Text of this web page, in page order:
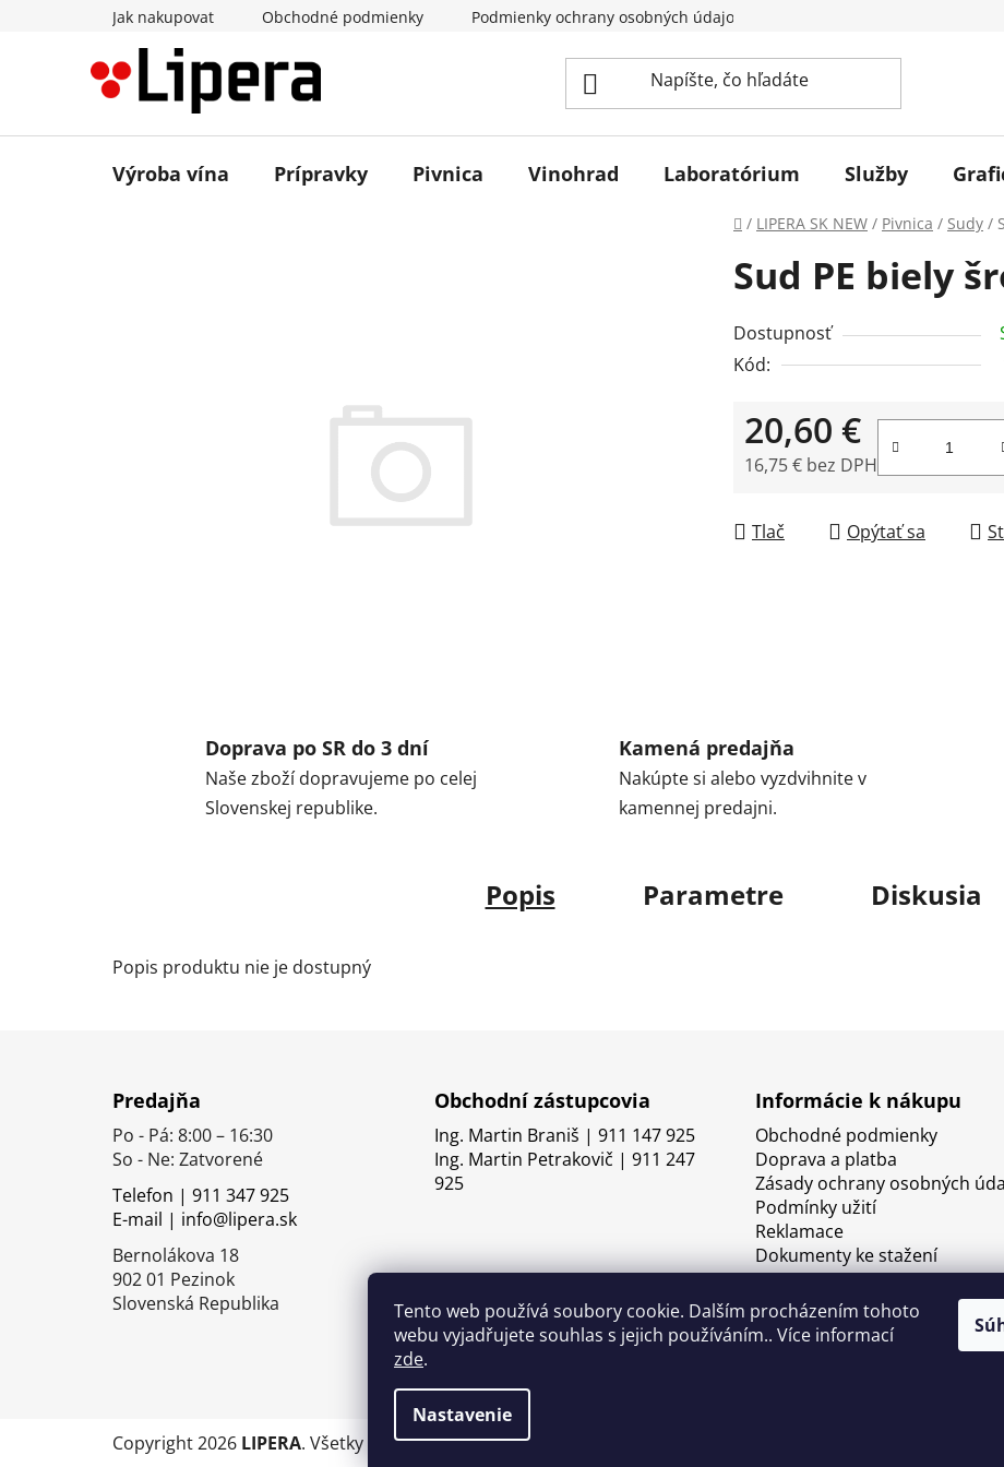
Tento web používá soubory cookie. Dalším procházením tohoto
webu vyjadřujete souhlas s jejich používáním.. Více informací
zde.
Nastavenie
Jak nakupovat Obchodné podmienky Podmienky ochrany osobných údajov
Výroba vína Prípravky Pivnica Vinohrad Laboratórium Služby
Domov
/ LIPERA SK NEW / Pivnica / Sudy /
Sud PE biely
Dostupnosť
Kód:
20,60 €
16,75 € bez DPH
Tlač Opýtať sa
Doprava po SR do 3 dní
Naše zboží dopravujeme po celej
Slovenskej republike.
Kamená predajňa
Nakúpte si alebo vyzdvihnite v
kamennej predajni.
Popis Parametre Diskusia
Popis produktu nie je dostupný
Predajňa
Po - Pá: 8:00 – 16:30
So - Ne: Zatvorené
Telefon | 911 347 925
E-mail | info@lipera.sk
Bernolákova 18
902 01 Pezinok
Slovenská Republika
Obchodní zástupcovia
Ing. Martin Braniš | 911 147 925
Ing. Martin Petrakovič | 911 247
925
Informácie k nákupu
Obchodné podmienky
Doprava a platba
Zásady ochrany osobných
Podmínky užití
Reklamace
Dokumenty ke stažení
Copyright 2026 LIPERA. Všetky práva vyhradené.